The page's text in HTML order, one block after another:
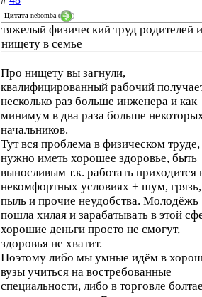
Цитата nebomba ( )
тяжелый физический труд родителей и
нищету в семье
Про нищету вы загнули,
квалифицированный рабочий
несколько раз больше инженера и как
минимум в два раза больше
начальников.
Тут вся проблема в физическом труде,
нужно иметь хорошее здоровье, быть
выносливым т.к. работать приходится
некомфортных условиях + шум, грязь,
пыль и прочие неудобства. Молодёжь
пошла хилая и зарабатывать в этой
хорошие деньги просто не смогут,
здоровья не хватит.
Поэтому либо мы умные идём в
вузы учиться на востребованные
специальности, либо в торговле